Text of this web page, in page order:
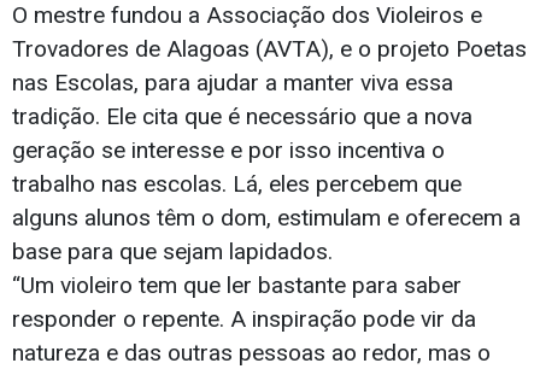
O mestre fundou a Associação dos Violeiros e
Trovadores de Alagoas (AVTA), e o projeto Poetas
nas Escolas, para ajudar a manter viva essa
tradição. Ele cita que é necessário que a nova
geração se interesse e por isso incentiva o
trabalho nas escolas. Lá, eles percebem que
alguns alunos têm o dom, estimulam e oferecem a
base para que sejam lapidados.
“Um violeiro tem que ler bastante para saber
responder o repente. A inspiração pode vir da
natureza e das outras pessoas ao redor, mas o